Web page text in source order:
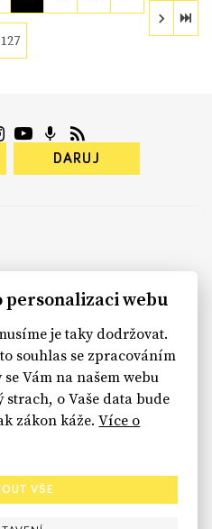
127
DARUJ
webu
je taky dodržovat.
souhlas se zpracováním
Vám na našem webu
o Vaše data bude
zákon káže.Více o
VŠE